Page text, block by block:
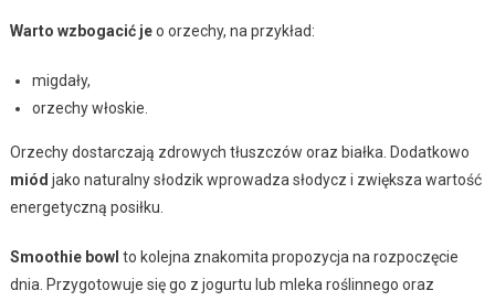
Warto wzbogacić jeo orzechy, na przykład:
migdały,
orzechy włoskie.
Orzechy dostarczają zdrowych tłuszczów oraz białka. Dodatkowo
miód jako naturalny słodzik wprowadza słodycz i zwiększa wartość
energetyczną posiłku.
Smoothie bowl to kolejna znakomita propozycja na rozpoczęcie
dnia. Przygotowuje się go z jogurtu lub mleka roślinnego oraz